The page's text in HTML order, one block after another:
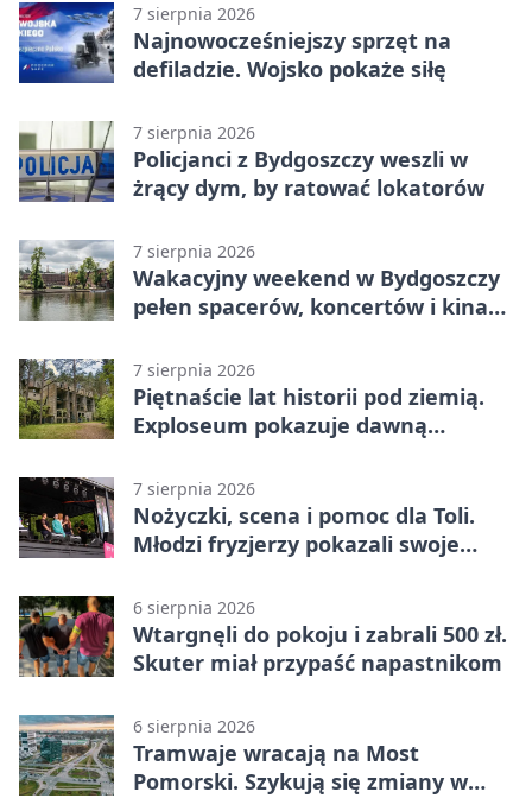
7 sierpnia 2026
Najnowocześniejszy sprzęt na
defiladzie. Wojsko pokaże siłę
7 sierpnia 2026
Policjanci z Bydgoszczy weszli w
żrący dym, by ratować lokatorów
7 sierpnia 2026
Wakacyjny weekend w Bydgoszczy
pełen spacerów, koncertów i kina
7 sierpnia 2026
Piętnaście lat historii pod ziemią.
Exploseum pokazuje dawną
7 sierpnia 2026
Nożyczki, scena i pomoc dla Toli.
Młodzi fryzjerzy pokazali swoje
6 sierpnia 2026
Wtargnęli do pokoju i zabrali 500 zł.
Skuter miał przypaść napastnikom
6 sierpnia 2026
Tramwaje wracają na Most
Pomorski. Szykują się zmiany w